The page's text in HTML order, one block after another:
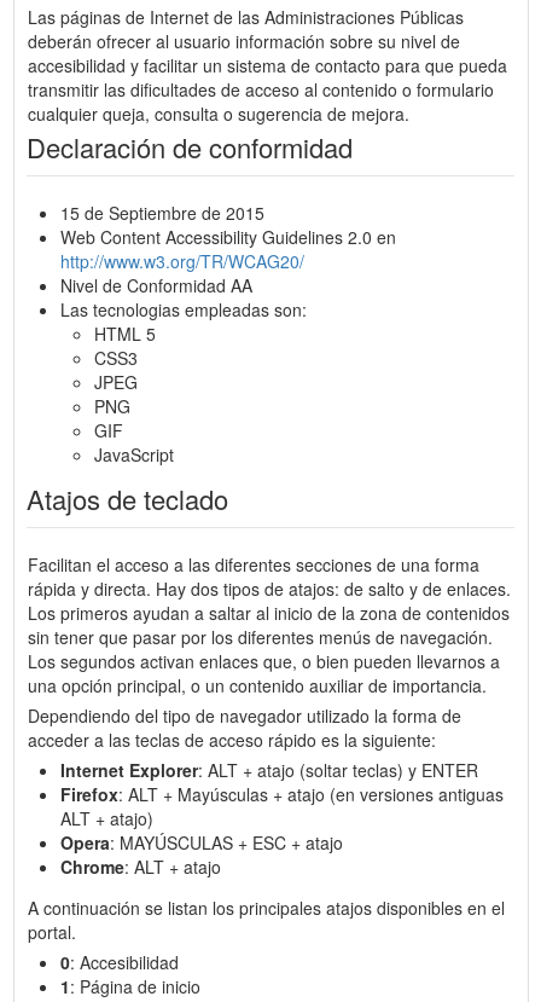
Las páginas de Internet de las Administraciones Públicas
deberán ofrecer al usuario información sobre su nivel de
accesibilidad y facilitar un sistema de contacto para que pueda
transmitir las dificultades de acceso al contenido o formulario
cualquier queja, consulta o sugerencia de mejora.
Declaración de conformidad
15 de Septiembre de 2015
Web Content Accessibility Guidelines 2.0 en
http://www.w3.org/TR/WCAG20/
Nivel de Conformidad AA
Las tecnologias empleadas son:
HTML 5
CSS3
JPEG
PNG
GIF
JavaScript
Atajos de teclado
Facilitan el acceso a las diferentes secciones de una forma
rápida y directa. Hay dos tipos de atajos: de salto y de enlaces.
Los primeros ayudan a saltar al inicio de la zona de contenidos
sin tener que pasar por los diferentes menús de navegación.
Los segundos activan enlaces que, o bien pueden llevarnos a
una opción principal, o un contenido auxiliar de importancia.
Dependiendo del tipo de navegador utilizado la forma de
acceder a las teclas de acceso rápido es la siguiente:
Internet Explorer: ALT + atajo (soltar teclas) y ENTER
Firefox: ALT + Mayúsculas + atajo (en versiones antiguas
ALT + atajo)
Opera: MAYÚSCULAS + ESC + atajo
Chrome: ALT + atajo
A continuación se listan los principales atajos disponibles en el
portal.
0: Accesibilidad
1: Página de inicio